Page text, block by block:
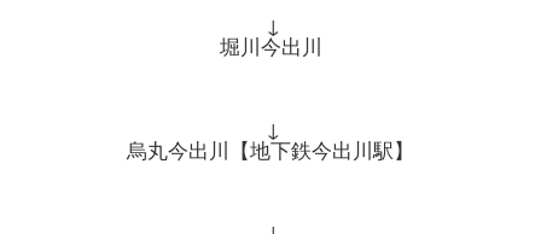
↓
堀川今出川
↓
烏丸今出川【地下鉄今出川駅】